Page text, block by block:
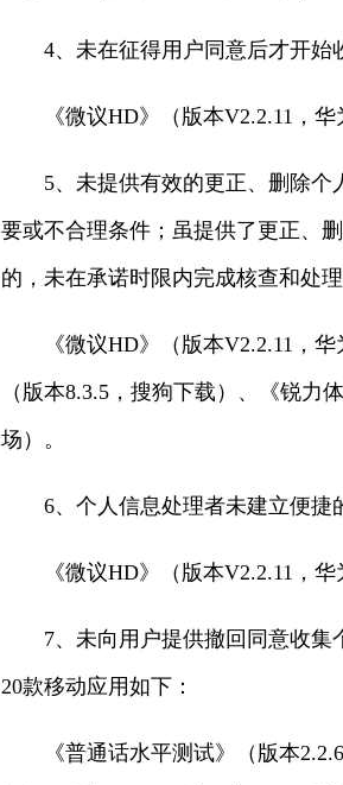
4、未在征得用户同意后才开始
《微议HD》（版本V2.2.11，
5、未提供有效的更正、删除
要或不合理条件；虽提供了更正、
的，未在承诺时限内完成核查和处
《微议HD》（版本V2.2.11，
（版本8.3.5，搜狗下载）、《锐力
场）。
6、个人信息处理者未建立便捷
《微议HD》（版本V2.2.11，
7、未向用户提供撤回同意收
20款移动应用如下：
《普通话水平测试》（版本